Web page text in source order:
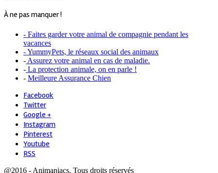
À ne pas manquer !
- Faites garder votre animal de compagnie pendant les
vacances
- YummyPets, le réseaux social des animaux
- Assurez votre animal en cas de maladie.
- La protection animale, on en parle !
- Meilleure Assurance Chien
Facebook
Twitter
Google +
Instagram
Pinterest
Youtube
RSS
@2016 - Animaniacs. Tous droits réservés